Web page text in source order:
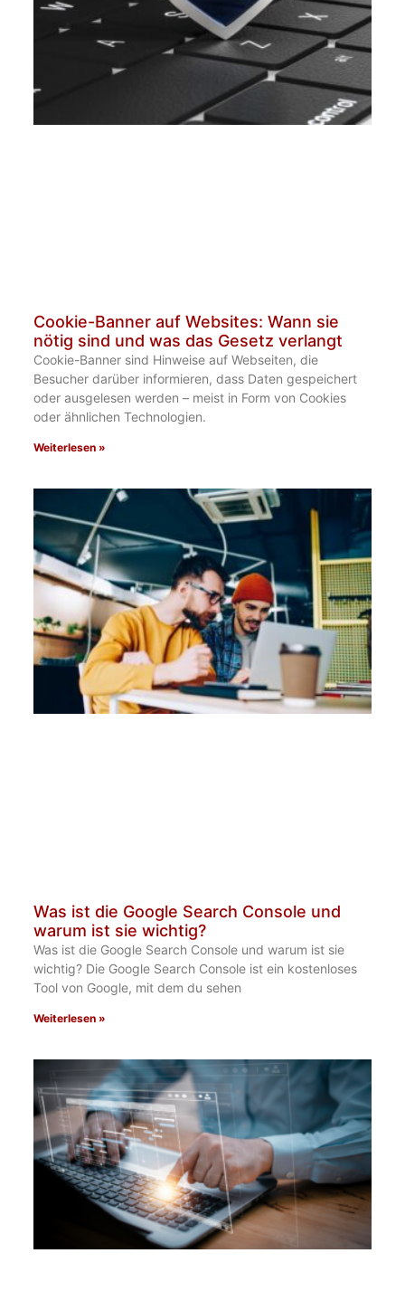
Cookie-Banner auf Websites: Wann sie
nötig sind und was das Gesetz verlangt
Cookie-Banner sind Hinweise auf Webseiten, die
Besucher darüber informieren, dass Daten gespeichert
oder ausgelesen werden – meist in Form von Cookies
oder ähnlichen Technologien.
Weiterlesen »
Was ist die Google Search Console und
warum ist sie wichtig?
Was ist die Google Search Console und warum ist sie
wichtig? Die Google Search Console ist ein kostenloses
Tool von Google, mit dem du sehen
Weiterlesen »